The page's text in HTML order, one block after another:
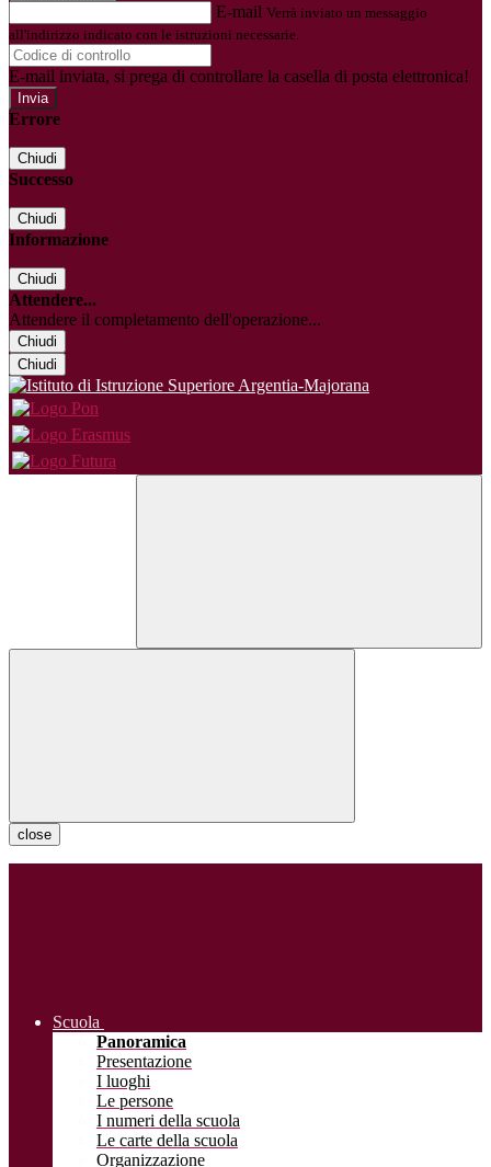
E-mail Verrà inviato un messaggio
all'indirizzo indicato con le istruzioni necessarie.
E-mail inviata, si prega di controllare la casella di posta elettronica!
Errore
Chiudi
Successo
Chiudi
Informazione
Chiudi
Attendere...
Attendere il completamento dell'operazione...
Chiudi
Chiudi
close
Scuola
Panoramica
Presentazione
I luoghi
Le persone
I numeri della scuola
Le carte della scuola
Organizzazione